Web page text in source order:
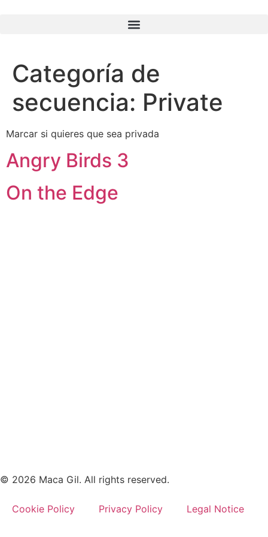
Categoría de
secuencia: Private
Marcar si quieres que sea privada
Angry Birds 3
On the Edge
© 2026 Maca Gil. All rights reserved.
Cookie Policy Privacy Policy Legal Notice